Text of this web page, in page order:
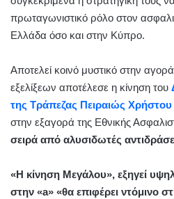
πρωταγωνιστικό ρόλο στον
Ελλάδα όσο και στην Κύπρο.
Αποτελεί κοινό μυστικό στην
εξελίξεων αποτέλεσε η κίνηση του
της Τράπεζας Πειραιώς
στην εξαγορά της Εθνικής
σειρά από αλυσιδωτές
«Η κίνηση Μεγάλου», εξηγεί
στην «a» «θα επιφέρει ντόμινο